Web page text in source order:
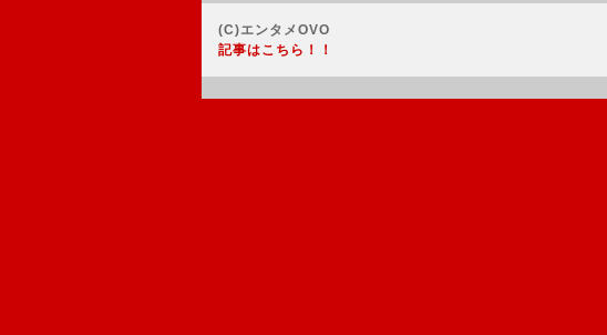
(C)エンタメOVO
記事はこちら！！